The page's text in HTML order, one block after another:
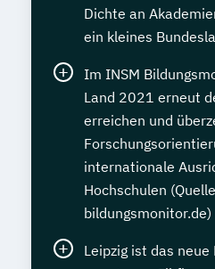
Dichte an
ein kleines
Im INSM
Land 2021 erneut
erreichen und
internationale
Hochschulen
bildungsmonitor.de)
Leipzig ist das